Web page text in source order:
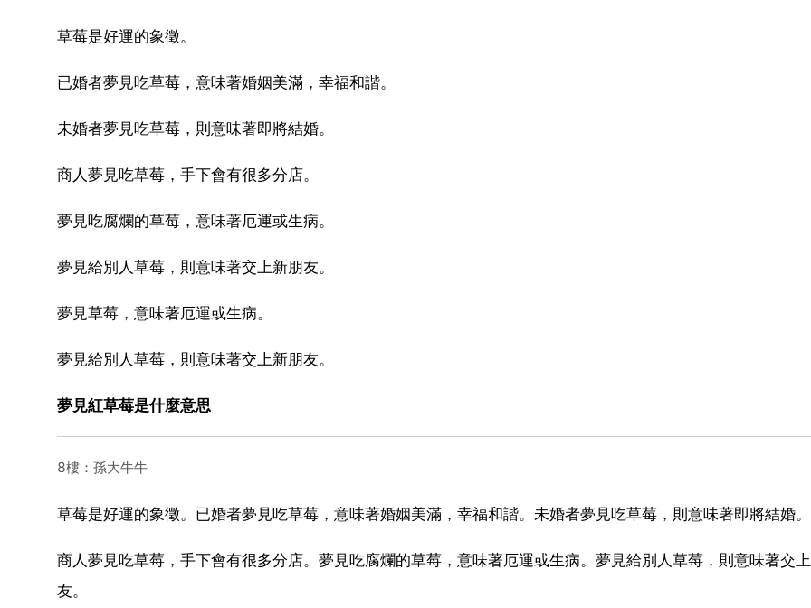
草莓是好運的象徵。
已婚者夢見吃草莓，意味著婚姻美滿，幸福和諧。
未婚者夢見吃草莓，則意味著即將結婚。
商人夢見吃草莓，手下會有很多分店。
夢見吃腐爛的草莓，意味著厄運或生病。
夢見給別人草莓，則意味著交上新朋友。
夢見草莓，意味著厄運或生病。
夢見給別人草莓，則意味著交上新朋友。
夢見紅草莓是什麼意思
8樓：孫大牛牛
草莓是好運的象徵。已婚者夢見吃草莓，意味著婚姻美滿，幸福和諧。未婚者夢見吃草莓，則意味著即將結婚。
商人夢見吃草莓，手下會有很多分店。夢見吃腐爛的草莓，意味著厄運或生病。夢見給別人草莓，則意味著交
友。